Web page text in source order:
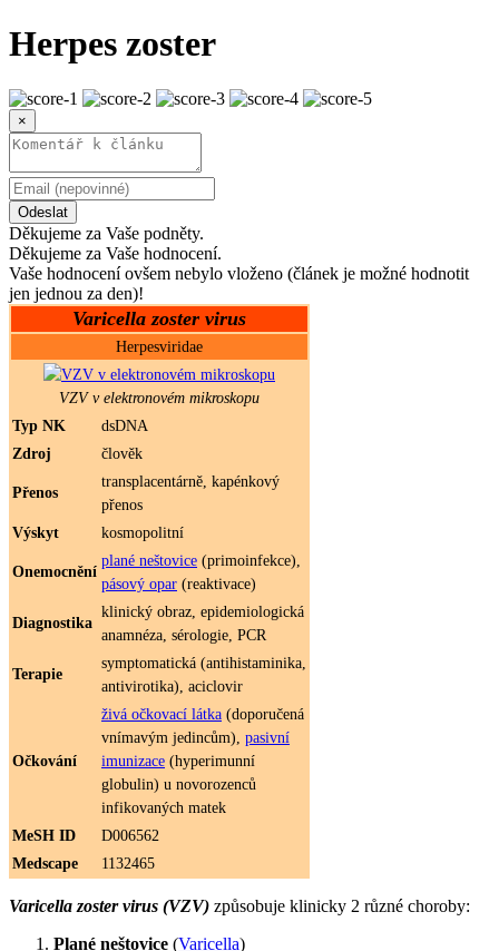
Herpes zoster
×
Odeslat
Děkujeme za Vaše podněty.
Děkujeme za Vaše hodnocení.
Vaše hodnocení ovšem nebylo vloženo (článek je možné hodnotit
jen jednou za den)!
Varicella zoster virus
Herpesviridae
VZV v elektronovém mikroskopu
Typ NK
dsDNA
Zdroj
člověk
Přenos
transplacentárně, kapénkový
přenos
Výskyt
kosmopolitní
Onemocnění
plané neštovice (primoinfekce),
pásový opar (reaktivace)
Diagnostika
klinický obraz, epidemiologická
anamnéza, sérologie, PCR
Terapie
symptomatická (antihistaminika,
antivirotika), aciclovir
Očkování
živá očkovací látka (doporučená
vnímavým jedincům), pasivní
imunizace (hyperimunní
globulin) u novorozenců
infikovaných matek
MeSH ID
D006562
Medscape
1132465
Varicella zoster virus (VZV) způsobuje klinicky 2 různé choroby:
Plané neštovice (Varicella)